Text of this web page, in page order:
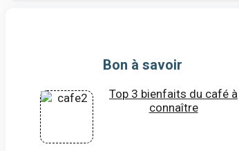
Bon à savoir
Top 3 bienfaits du café à
connaître